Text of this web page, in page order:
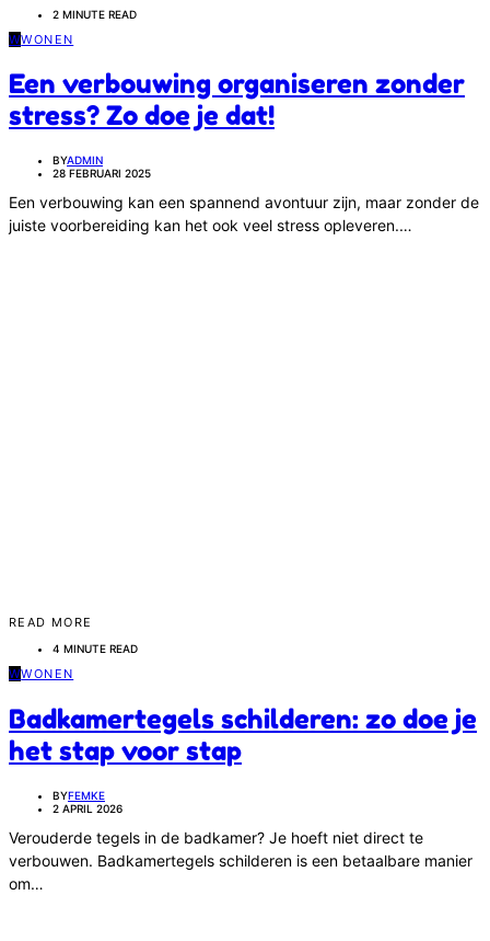
2 MINUTE READ
WWONEN
Een verbouwing organiseren zonder
stress? Zo doe je dat!
BYADMIN
28 FEBRUARI 2025
Een verbouwing kan een spannend avontuur zijn, maar zonder de
juiste voorbereiding kan het ook veel stress opleveren.…
READ MORE
4 MINUTE READ
WWONEN
Badkamertegels schilderen: zo doe je
het stap voor stap
BYFEMKE
2 APRIL 2026
Verouderde tegels in de badkamer? Je hoeft niet direct te
verbouwen. Badkamertegels schilderen is een betaalbare manier
om…